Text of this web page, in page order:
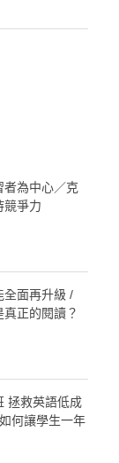
者為中心／克
競爭力
全面再升級 /
正的閱讀？
拯救英語低成
何讓學生一年